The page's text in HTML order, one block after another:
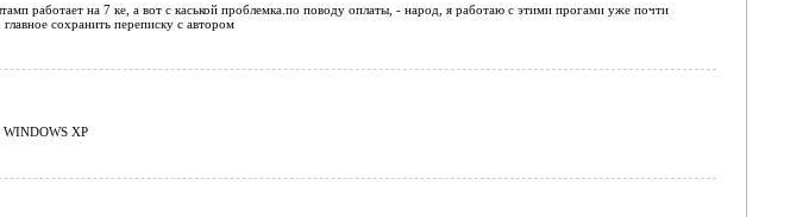
работает на 7 ке, а вот с каськой проблемка.по поводу оплаты, - народ, я работаю с этими прогами уже почти
сохранить переписку с автором
XP